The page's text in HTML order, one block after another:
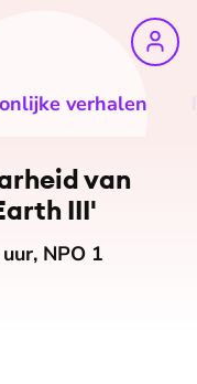
verhalen
van
III'
NPO 1